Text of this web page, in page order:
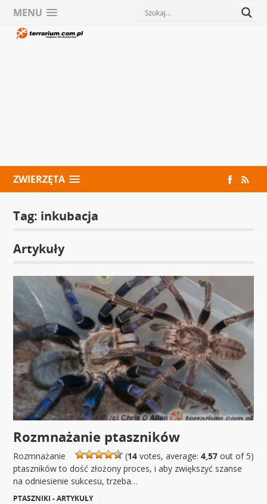
MENU
ZWIERZĘTA
Tag: inkubacja
Artykuły
Rozmnażanie ptaszników
(14votes, average: 4,57out of 5)
Rozmnażanie
ptaszników to dość złożony proces, i aby zwiększyć szanse
na odniesienie sukcesu, trzeba…
PTASZNIKI - ARTYKUŁY